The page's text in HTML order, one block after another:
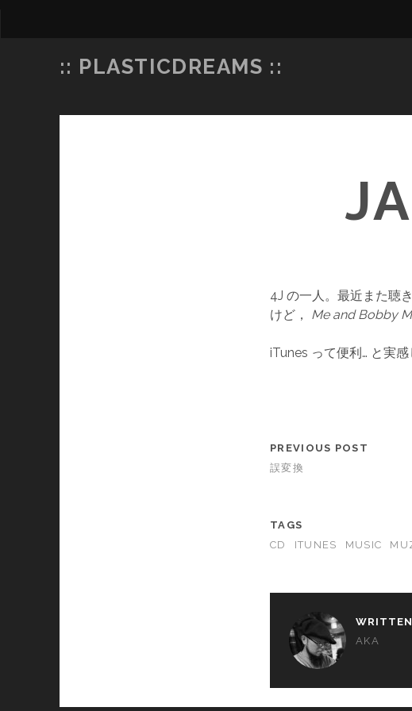
:: PLASTICDREAMS ::
4J の一人。最近また聴
けど， Me and Bobby
iTunes って便利… と実感
PREVIOUS POST
誤変換
TAGS
CD
ITUNES MUSIC
AKA